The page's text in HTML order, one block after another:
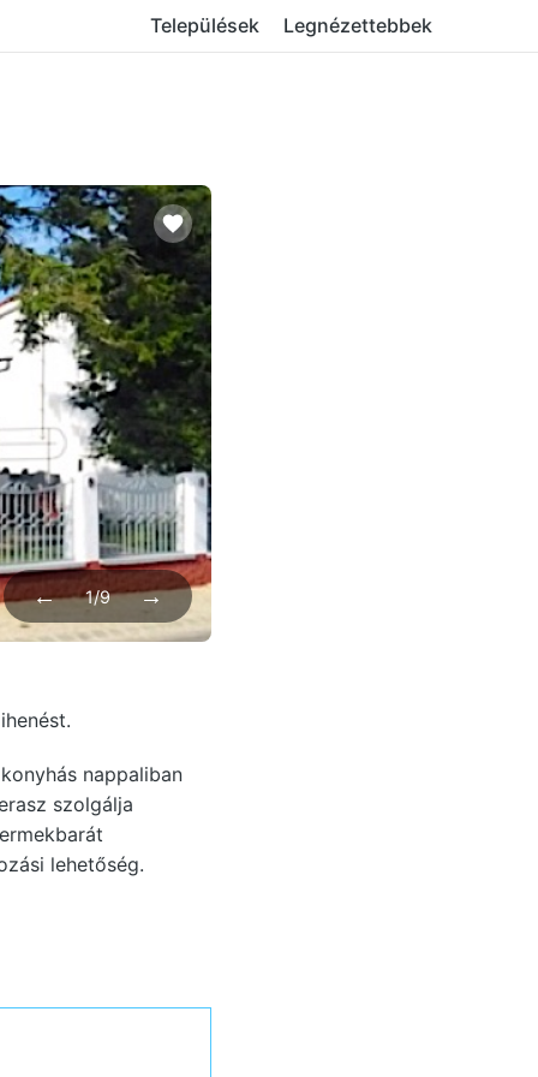
Települések Legnézettebbek
← 1/9 →
nappaliban
szolgálja
lehetőség.